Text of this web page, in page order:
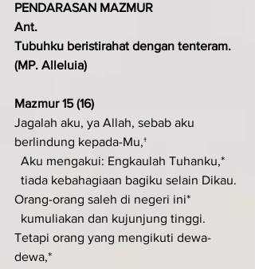
PENDARASAN MAZMUR
Ant.
Tubuhku beristirahat dengan tenteram.
(MP. Alleluia)
Mazmur 15 (16)
Jagalah aku, ya Allah, sebab aku
berlindung kepada-Mu,†
  Aku mengakui: Engkaulah Tuhanku,*
  tiada kebahagiaan bagiku selain Dikau.
Orang-orang saleh di negeri ini*
  kumuliakan dan kujunjung tinggi.
Tetapi orang yang mengikuti dewa-
dewa,*